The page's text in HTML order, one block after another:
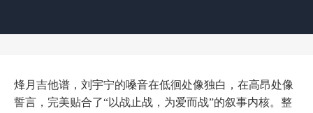
烽月吉他谱，刘宇宁的嗓音在低徊处像独白，在高昂处像
誓言，完美贴合了“以战止战，为爱而战”的叙事内核。整